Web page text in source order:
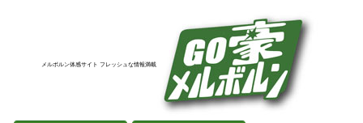
メルボルン体感サイト フレッシュな情報満載